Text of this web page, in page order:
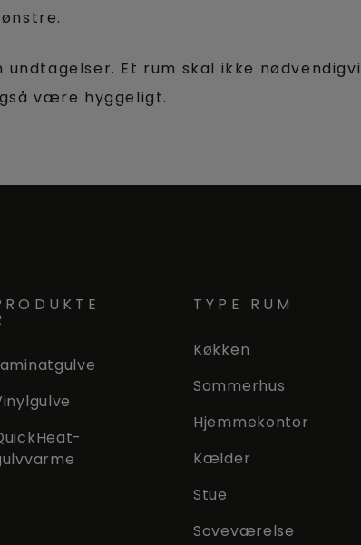
undtagelser. Et rum skal ikke
være hyggeligt.
TYPE RUM
Køkken
Sommerhus
Hjemmekontor
Kælder
Stue
Soveværelse